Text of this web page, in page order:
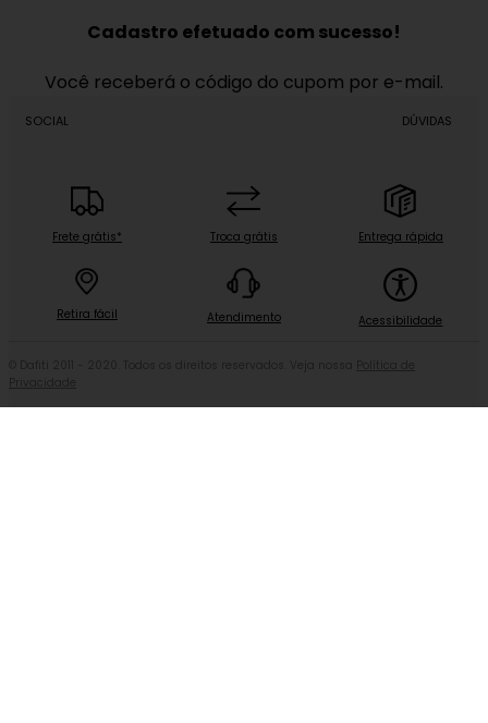
Cadastro efetuado com sucesso!
Você receberá o código do cupom por e-mail.
SOCIAL DÚVIDAS
Frete grátis* Troca grátis Entrega rápida
Retira fácil Atendimento Acessibilidade